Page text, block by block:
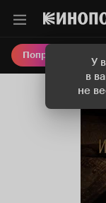
У
в
не
Попробовать Плюс